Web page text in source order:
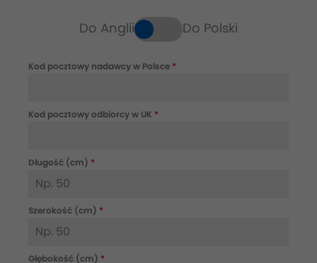
Do Anglii Do Polski
Kod pocztowy nadawcy w Polsce *
Kod pocztowy odbiorcy w UK *
Długość (cm) *
Szerokość (cm) *
Głębokość (cm) *